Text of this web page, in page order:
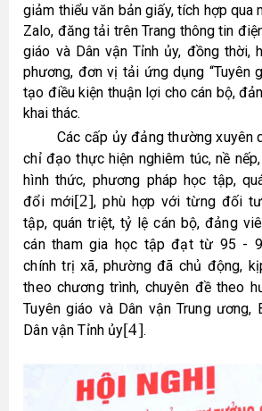
giảm thiểu văn bản giấy, tích hợp qua
Zalo, đăng tải trên Trang thông tin
giáo và Dân vận Tỉnh ủy, đồng thời,
phương, đơn vị tải ứng dụng “Tuyên
tạo điều kiện thuận lợi cho cán bộ,
khai thác.
Các cấp ủy đảng thường xuyên
chỉ đạo thực hiện nghiêm túc, nề
hình thức, phương pháp học tập,
đổi mới[2], phù hợp với từng đối
tập, quán triệt, tỷ lệ cán bộ, đảng
cán tham gia học tập đạt từ 95 -
chính trị xã, phường đã chủ động,
theo chương trình, chuyên đề theo
Tuyên giáo và Dân vận Trung ương,
Dân vận Tỉnh ủy[4].